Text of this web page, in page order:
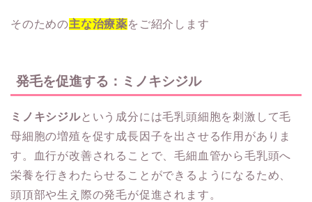
そのための主な治療薬をご紹介します
発毛を促進する：ミノキシジル
ミノキシジルという成分には毛乳頭細胞を刺激して毛
母細胞の増殖を促す成長因子を出させる作用がありま
す。血行が改善されることで、毛細血管から毛乳頭へ
栄養を行きわたらせることができるようになるため、
頭頂部や生え際の発毛が促進されます。